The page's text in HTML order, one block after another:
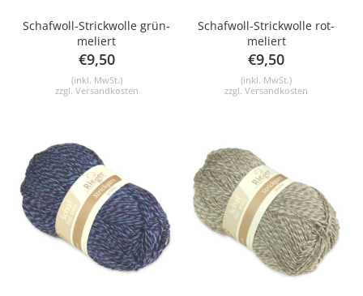
Schafwoll-Strickwolle grün-
meliert
€9,50
(inkl. MwSt.)
zzgl. Versandkosten
Schafwoll-Strickwolle rot-
meliert
€9,50
(inkl. MwSt.)
zzgl.Versandkosten